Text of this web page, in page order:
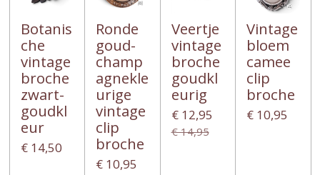
Botanis
che
vintage
broche
zwart-
goudkl
eur
€ 14,50
Ronde
goud-
champ
agnekle
urige
vintage
clip
broche
€ 10,95
Veertje
vintage
broche
goudkl
eurig
€ 12,95
€ 14,95
Vintage
bloem
camee
clip
broche
€ 10,95